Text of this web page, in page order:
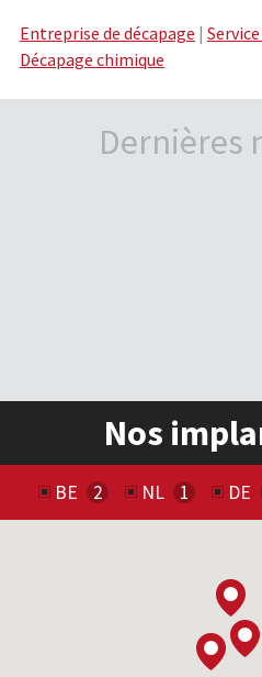
Entreprise de décapage |
Décapage chimique
Dernières
Nos
BE NL DE